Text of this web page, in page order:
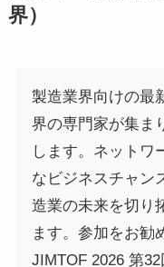
界）
製造業界向けの最
界の専門家が集ま
します。ネットワ
なビジネスチャン
造業の未来を切り
ます。参加をお勧
JIMTOF 2026 第